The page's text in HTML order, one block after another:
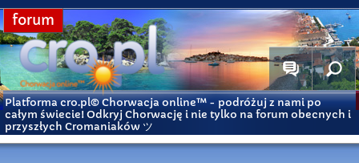
forum
Platforma cro.pl© Chorwacja online™ - podróżuj z nami po
całym świecie! Odkryj Chorwację i nie tylko na forum obecnych i
przyszłych Cromaniaków ツ